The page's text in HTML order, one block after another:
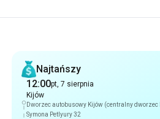
Najtańszy
12:00pt, 7 sierpnia
Kijów
Dworzec autobusowy Kijów (centralny dworzec
Symona Petlyury 32